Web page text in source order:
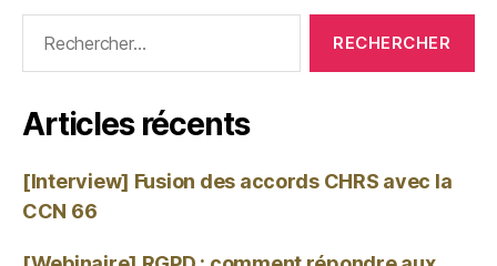
Articles récents
[Interview] Fusion des accords CHRS avec la
CCN 66